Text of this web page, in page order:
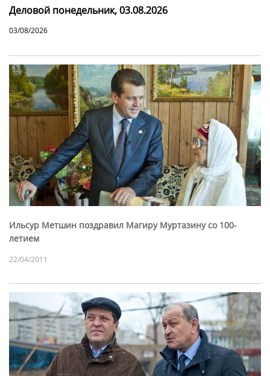
Деловой понедельник, 03.08.2026
03/08/2026
Ильсур Метшин поздравил Магиру Муртазину со 100-
летием
22/04/2011